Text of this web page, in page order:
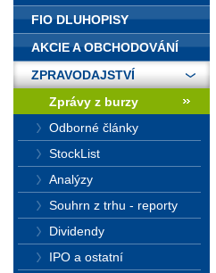
FIO DLUHOPISY
AKCIE A OBCHODOVÁNÍ
ZPRAVODAJSTVÍ
Zprávy z burzy
Odborné články
StockList
Analýzy
Souhrn z trhu - reporty
Dividendy
IPO a ostatní